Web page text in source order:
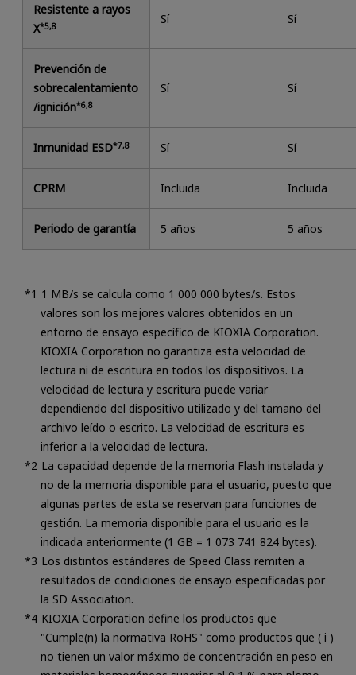
Resistente a rayos
X*5,8 Sí Sí
Prevención de
sobrecalentamiento
/ignición*6,8
Sí Sí
Inmunidad ESD*7,8 Sí Sí
CPRM Incluida Incluida
Periodo de garantía 5 años 5 años
1 MB/s se calcula como 1 000 000 bytes/s. Estos
valores son los mejores valores obtenidos en un
entorno de ensayo específico de KIOXIA Corporation.
KIOXIA Corporation no garantiza esta velocidad de
lectura ni de escritura en todos los dispositivos. La
velocidad de lectura y escritura puede variar
dependiendo del dispositivo utilizado y del tamaño del
archivo leído o escrito. La velocidad de escritura es
inferior a la velocidad de lectura.
La capacidad depende de la memoria Flash instalada y
no de la memoria disponible para el usuario, puesto que
algunas partes de esta se reservan para funciones de
gestión. La memoria disponible para el usuario es la
indicada anteriormente (1 GB = 1 073 741 824 bytes).
Los distintos estándares de Speed Class remiten a
resultados de condiciones de ensayo especificadas por
la SD Association.
KIOXIA Corporation define los productos que
"Cumple(n) la normativa RoHS" como productos que ( i )
no tienen un valor máximo de concentración en peso en